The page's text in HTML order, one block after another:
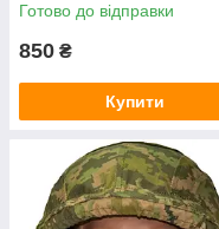
Готово до відправки
850 ₴
Купити